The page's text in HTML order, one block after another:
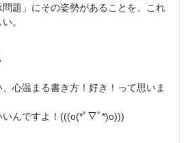
問題」にその姿勢があることを、これ
。
心温まる書き方！好き！って思いま
いんですよ！(((o(*ﾟ▽ﾟ*)o)))